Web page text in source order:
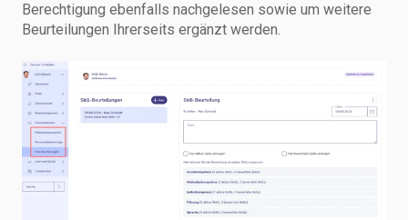
Berechtigung ebenfalls nachgelesen sowie um weitere
Beurteilungen Ihrerseits ergänzt werden.